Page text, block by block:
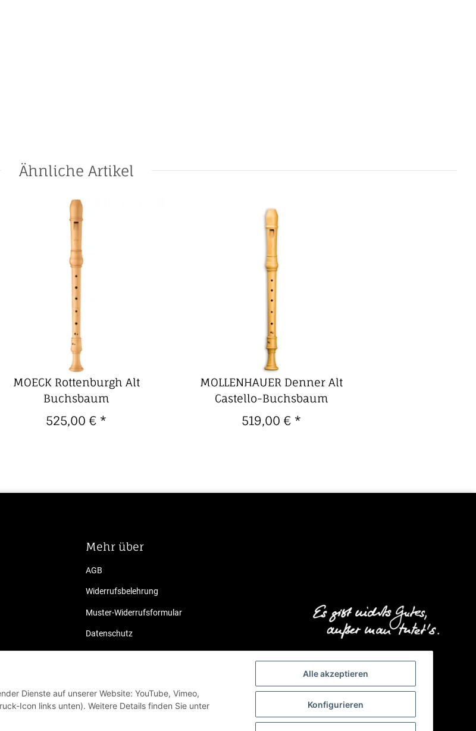
Alle akzeptieren
Konfigurieren
Dienste auf unserer Website: YouTube, Vimeo,
Icon links unten). Weitere Details finden Sie unter
Ähnliche Artikel
MOECK Rottenburgh Alt
Buchsbaum
525,00 € *
MOLLENHAUER Denner Alt
Castello-Buchsbaum
519,00 € *
Mehr über
AGB
Widerrufsbelehrung
Muster-Widerrufsformular
Datenschutz
Impressum